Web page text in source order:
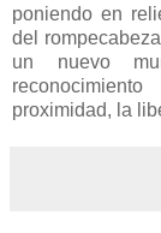
poniendo en
del
un nuevo
proximidad, la